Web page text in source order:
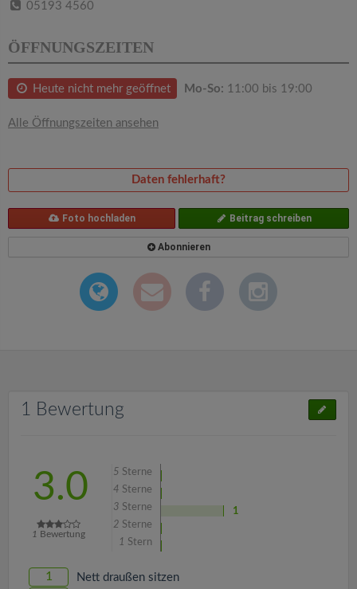
05193 4560
ÖFFNUNGSZEITEN
Heute nicht mehr geöffnet Mo-So: 11:00 bis 19:00
Alle Öffnungszeiten ansehen
Daten fehlerhaft?
Foto hochladen Beitrag schreiben
Abonnieren
1 Bewertung
3.0
1 Bewertung
5 Sterne
4 Sterne
3 Sterne
1
2 Sterne
1 Stern
1 Nett draußen sitzen
g
a
t